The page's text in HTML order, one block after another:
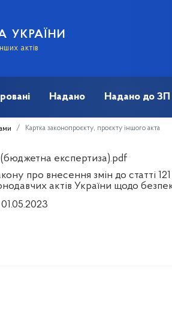
УКРАЇНИ
актів
Надано Надано до ЗП
Картка законопроєкту, проєкту іншого акта
експертиза).pdf
про внесення змін до статті
актів України щодо
01.05.2023